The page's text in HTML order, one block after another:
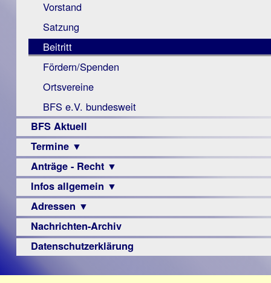
Monokular
Mac
Instagram-
Links
Archiv
Berichte
Vorstand
Satzung
Beitritt
Fördern/Spenden
Ortsvereine
BFS e.V. bundesweit
BFS Aktuell
Termine ▼
Veranstaltungsprogramme
Anträge - Recht ▼
Archiv
Urteile
Infos allgemein ▼
Sehbehinderung
Frühförderung
Schule
–
Adressen ▼
Augenoptiker
Berufsbildungswerke
Nachrichten-Archiv
Datenschutzerklärung